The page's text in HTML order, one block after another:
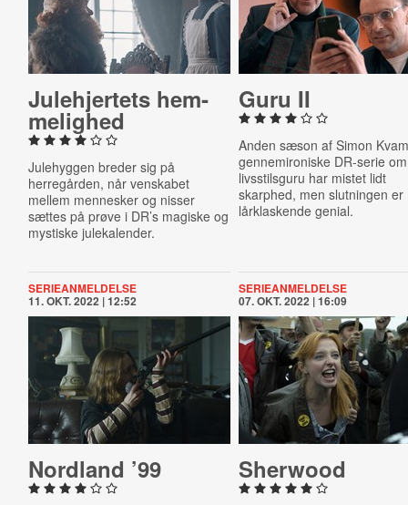
Ju­le­hjer­tets hem­
me­lig­hed
Julehyggen breder sig på
herregården, når venskabet
mellem mennesker og nisser
sættes på prøve i DR’s magiske og
mystiske julekalender.
Guru II
Anden sæson af Simon
gennemironiske DR-serie
livsstilsguru har mistet lidt
skarphed, men slutningen er
lårklaskende genial.
SERIEANMELDELSE
11. OKT. 2022 | 12:52
Nordland ’99
SERIEANMELDELSE
07. OKT. 2022 | 16:09
Sherwood